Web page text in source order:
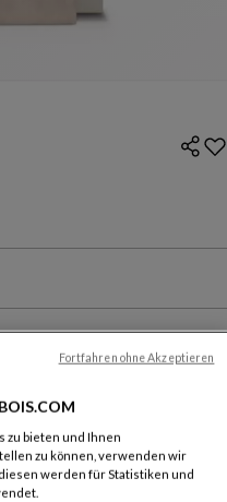
sich ohne Lieferung & Montage.
vereinbaren
zu bieten und Ihnen
zu können, verwenden wir
werden für Statistiken und
Fortfahren ohne Akzeptieren